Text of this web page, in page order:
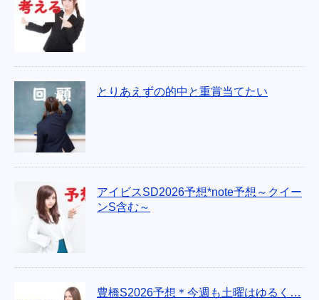
とりあえずの的中と重賞当てたい
アイビスSD2026予想*note予想～クイー
ンS含む～
豊橋S2026予想＊今週も土曜はゆるく…